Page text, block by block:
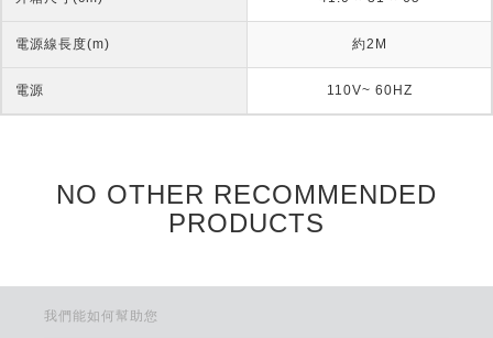
電源線長度(m) 約2M
電源 110V~ 60HZ
NO OTHER RECOMMENDED
PRODUCTS
我們能如何幫助您